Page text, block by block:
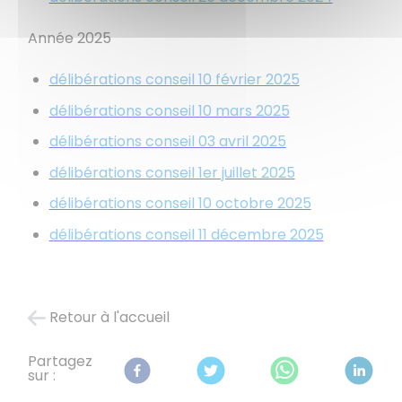
Année 2025
délibérations conseil 10 février 2025
délibérations conseil 10 mars 2025
délibérations conseil 03 avril 2025
délibérations conseil 1er juillet 2025
délibérations conseil 10 octobre 2025
délibérations conseil 11 décembre 2025
Retour à l'accueil
Partagez
sur :